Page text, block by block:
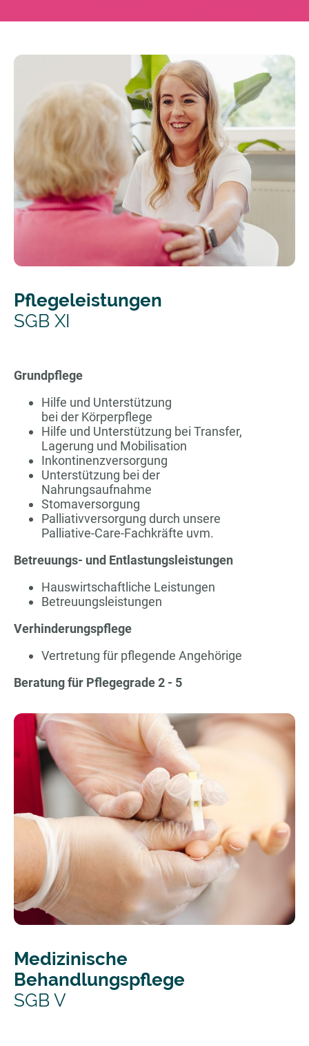
Pflegeleistungen
SGB XI
Grundpflege
Hilfe und Unterstützung
bei der Körperpflege
Hilfe und Unterstützung bei Transfer,
Lagerung und Mobilisation
Inkontinenzversorgung
Unterstützung bei der
Nahrungsaufnahme
Stomaversorgung
Palliativversorgung durch unsere
Palliative-Care-Fachkräfte uvm.
Betreuungs- und Entlastungsleistungen
Hauswirtschaftliche Leistungen
Betreuungsleistungen
Verhinderungspflege
Vertretung für pflegende Angehörige
Beratung für Pflegegrade 2 - 5
Medizinische
Behandlungspflege
SGB V